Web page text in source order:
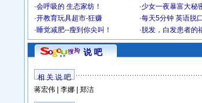
·会呼吸的 生态家纺！ ·少女一夜暴富大秘
·开教育玩具超市-狂赚 ·每天5分钟 英语脱
·睡觉减肥--瘦到你尖叫！ · 脱发，白发患者的
说 吧
相 关 说 吧
蒋宏伟| 李娜| 郑洁